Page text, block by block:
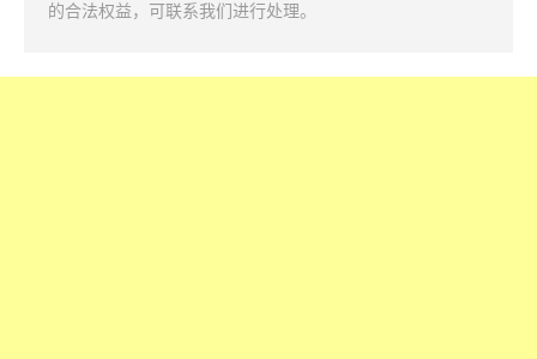
的合法权益，可联系我们进行处理。